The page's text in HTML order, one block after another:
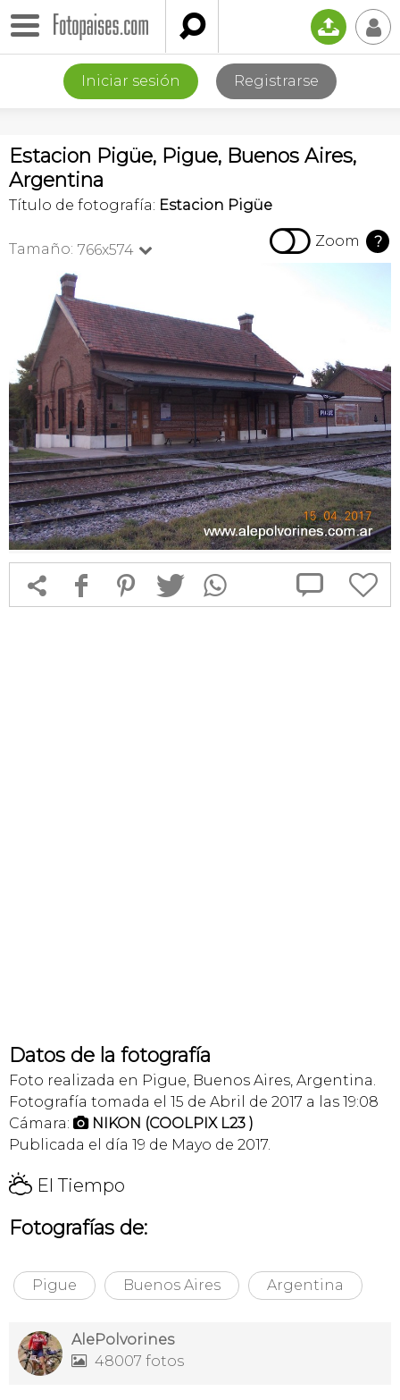
 📤 👤
Iniciar sesión Registrarse
Estacion Pigüe, Pigue, Buenos Aires,
Argentina
Título de fotografía: Estacion Pigüe
Tamaño: 766x574   Zoom ?
 f 1 T  
Datos de la fotografía
Foto realizada en Pigue, Buenos Aires, Argentina.
Fotografía tomada el 15 de Abril de 2017 a las 19:08
Cámara:  NIKON (COOLPIX L23 )
Publicada el día 19 de Mayo de 2017.
H El Tiempo
Fotografías de:
Pigue Buenos Aires Argentina
AlePolvorines
 48007 fotos